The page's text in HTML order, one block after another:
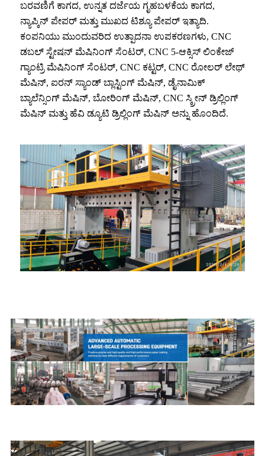
ಬರವಣಿಗೆ ಕಾಗದ, ಉನ್ನತ ದರ್ಜೆಯ ಗೃಹಬಳಕೆಯ ಕಾಗದ,
ನ್ಯಾಪ್ಕಿನ್ ಪೇಪರ್ ಮತ್ತು ಮುಖದ ಟಿಶ್ಯೂ ಪೇಪರ್ ಇತ್ಯಾದಿ.
ಕಂಪನಿಯು ಮುಂದುವರಿದ ಉತ್ಪಾದನಾ ಉಪಕರಣಗಳು, CNC
ಡಬಲ್ ಸ್ಟೇಷನ್ ಮೆಷಿನಿಂಗ್ ಸೆಂಟರ್, CNC 5-ಆಕ್ಸಿಸ್ ಲಿಂಕೇಜ್
ಗ್ಯಾಂಟ್ರಿ ಮೆಷಿನಿಂಗ್ ಸೆಂಟರ್, CNC ಕಟ್ಟರ್, CNC ರೋಲರ್ ಲೇಥ್
ಮೆಷಿನ್, ಐರನ್ ಸ್ಯಾಂಡ್ ಬ್ಲಾಸ್ಟಿಂಗ್ ಮೆಷಿನ್, ಡೈನಾಮಿಕ್
ಬ್ಯಾಲೆನ್ಸಿಂಗ್ ಮೆಷಿನ್, ಬೋರಿಂಗ್ ಮೆಷಿನ್, CNC ಸ್ಕ್ರೀನ್ ಡ್ರಿಲ್ಲಿಂಗ್
ಮೆಷಿನ್ ಮತ್ತು ಹೆವಿ ಡ್ಯೂಟಿ ಡ್ರಿಲ್ಲಿಂಗ್ ಮೆಷಿನ್ ಅನ್ನು ಹೊಂದಿದೆ.